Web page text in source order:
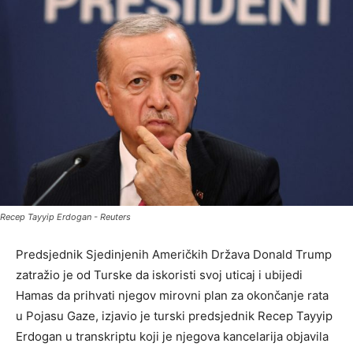
Recep Tayyip Erdogan - Reuters
Predsjednik Sjedinjenih Američkih Država Donald Trump
zatražio je od Turske da iskoristi svoj uticaj i ubijedi
Hamas da prihvati njegov mirovni plan za okončanje rata
u Pojasu Gaze, izjavio je turski predsjednik Recep Tayyip
Erdogan u transkriptu koji je njegova kancelarija objavila